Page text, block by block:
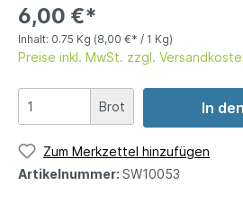
6,00 €*
Inhalt: 0.75 Kg (8,00 €* / 1 Kg)
Preise inkl. MwSt. zzgl.
Brot In
Zum Merkzettel hinzufügen
Artikelnummer: SW10053